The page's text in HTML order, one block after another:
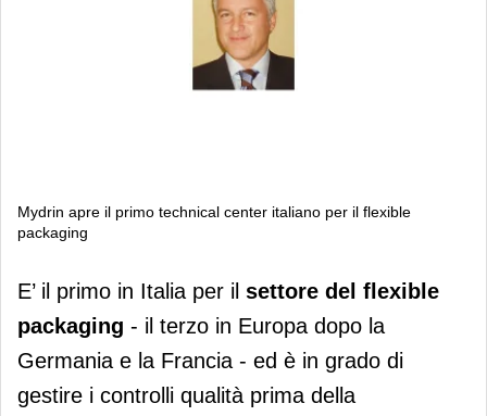
Mydrin apre il primo technical center italiano per il flexible
packaging
Mydrin apre il primo technical center
italiano per il flexible packaging
E’ il primo in Italia per il settore del flexible
packaging - il terzo in Europa dopo la
Germania e la Francia - ed è in grado di
gestire i controlli qualità prima della